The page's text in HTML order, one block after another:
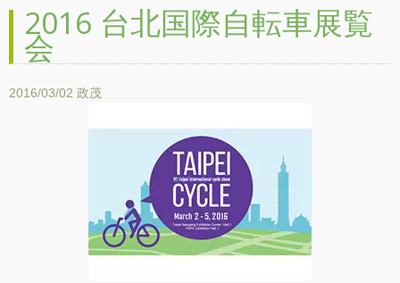
2016 台北国際自転車展覧
会
2016/03/02 政茂